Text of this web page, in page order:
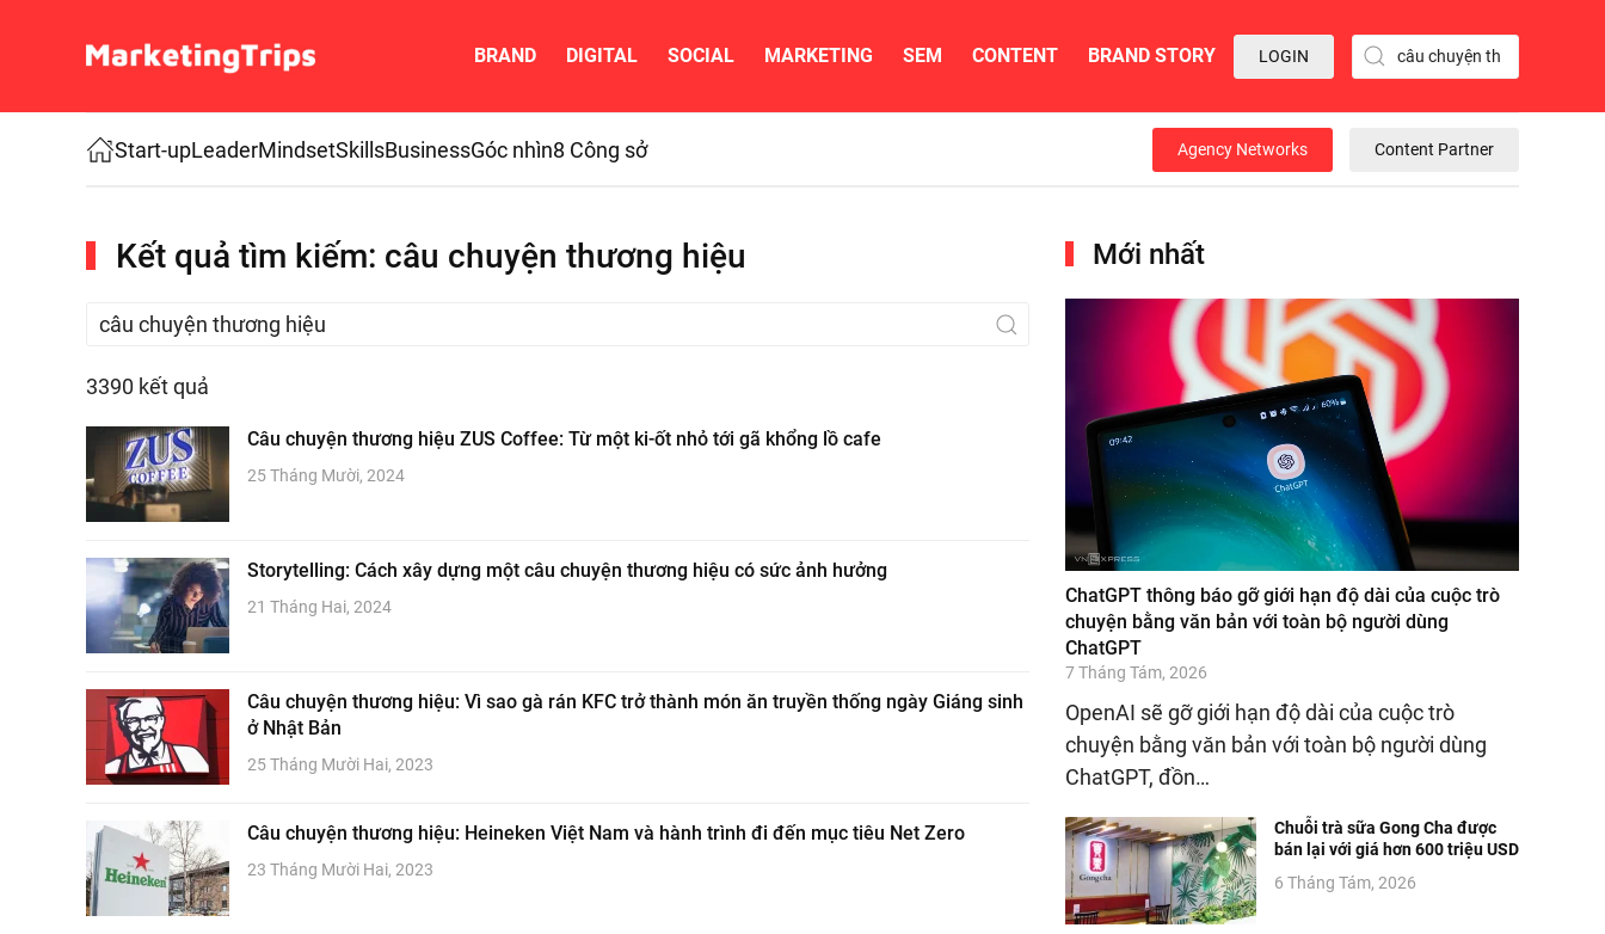
Skip to main content
BRAND DIGITAL SOCIAL MARKETING SEM CONTENT BRAND STORY LOGIN
Start-upLeaderMindsetSkillsBusinessGóc nhìn8 Công sở Agency Networks Content Partner
Kết quả tìm kiếm: câu chuyện thương hiệu
3390 kết quả
Câu chuyện thương hiệu ZUS Coffee: Từ một ki-ốt nhỏ tới gã khổng lồ cafe
25 Tháng Mười, 2024
Storytelling: Cách xây dựng một câu chuyện thương hiệu có sức ảnh hưởng
21 Tháng Hai, 2024
Câu chuyện thương hiệu: Vì sao gà rán KFC trở thành món ăn truyền thống ngày Giáng sinh
ở Nhật Bản
25 Tháng Mười Hai, 2023
Câu chuyện thương hiệu: Heineken Việt Nam và hành trình đi đến mục tiêu Net Zero
23 Tháng Mười Hai, 2023
Mới nhất
ChatGPT thông báo gỡ giới hạn độ dài của cuộc trò
chuyện bằng văn bản với toàn bộ người dùng
ChatGPT
7 Tháng Tám, 2026
OpenAI sẽ gỡ giới hạn độ dài của cuộc trò
chuyện bằng văn bản với toàn bộ người dùng
ChatGPT, đồn…
Chuỗi trà sữa Gong Cha được
bán lại với giá hơn 600 triệu USD
6 Tháng Tám, 2026